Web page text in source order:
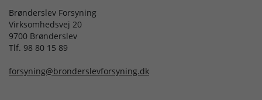
Brønderslev Forsyning
Virksomhedsvej 20
9700 Brønderslev
Tlf. 98 80 15 89
forsyning@bronderslevforsyning.dk